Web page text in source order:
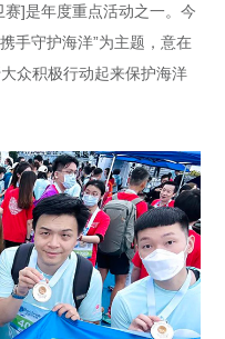
]是年度重点活动之一。今
手守护海洋”为主题，意在
众积极行动起来保护海洋